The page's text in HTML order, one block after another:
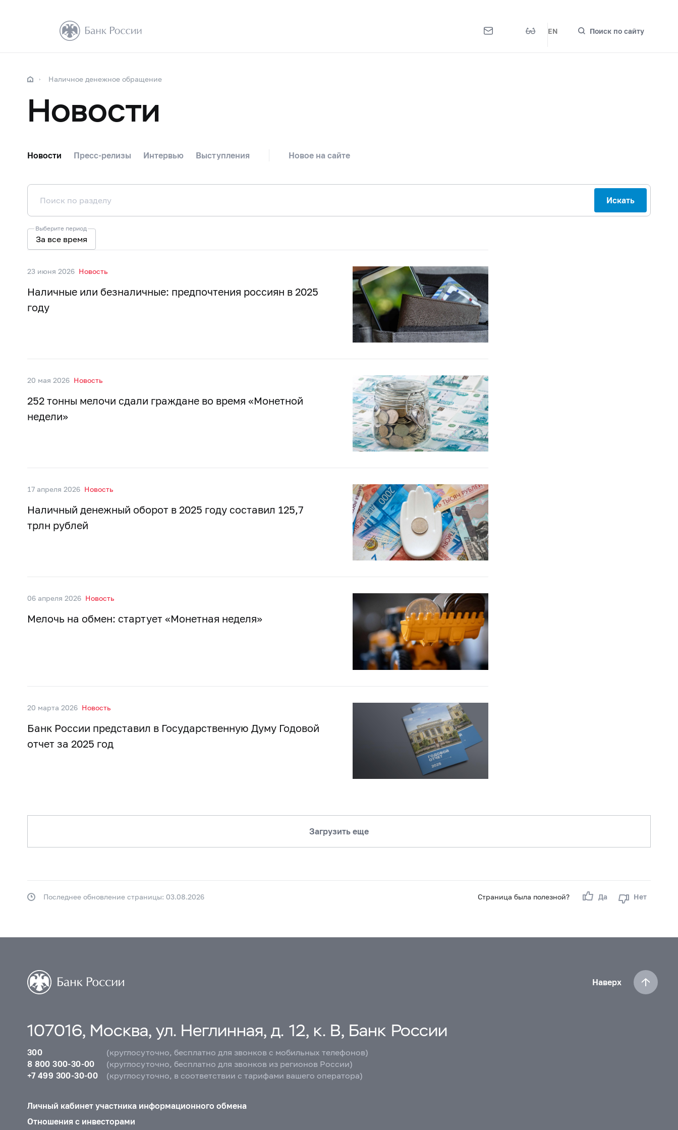
EN Поиск по сайту
Наличное денежное обращение
Новости
Новости Пресс-релизы Интервью Выступления Новое на сайте
Искать
Выберите период
За все время
23 июня 2026 Новость
Наличные или безналичные: предпочтения россиян в 2025
году
20 мая 2026 Новость
252 тонны мелочи сдали граждане во время «Монетной
недели»
17 апреля 2026 Новость
Наличный денежный оборот в 2025 году составил 125,7
трлн рублей
06 апреля 2026 Новость
Мелочь на обмен: стартует «Монетная неделя»
20 марта 2026 Новость
Банк России представил в Государственную Думу Годовой
отчет за 2025 год
Загрузить еще
Страница была полезной? Да Нет
Последнее обновление страницы: 03.08.2026
Наверх
107016, Москва, ул. Неглинная, д. 12, к. В, Банк России
300
(круглосуточно, бесплатно для звонков с мобильных телефонов)
8 800 300-30-00
(круглосуточно, бесплатно для звонков из регионов России)
+7 499 300-30-00
(круглосуточно, в соответствии с тарифами вашего оператора)
Личный кабинет участника информационного обмена
Отношения с инвесторами